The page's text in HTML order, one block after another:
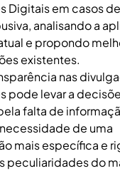
Digitais em casos
analisando a
e propondo
existentes.
nas
pode levar a
falta de
de uma
mais específica e
peculiaridades do